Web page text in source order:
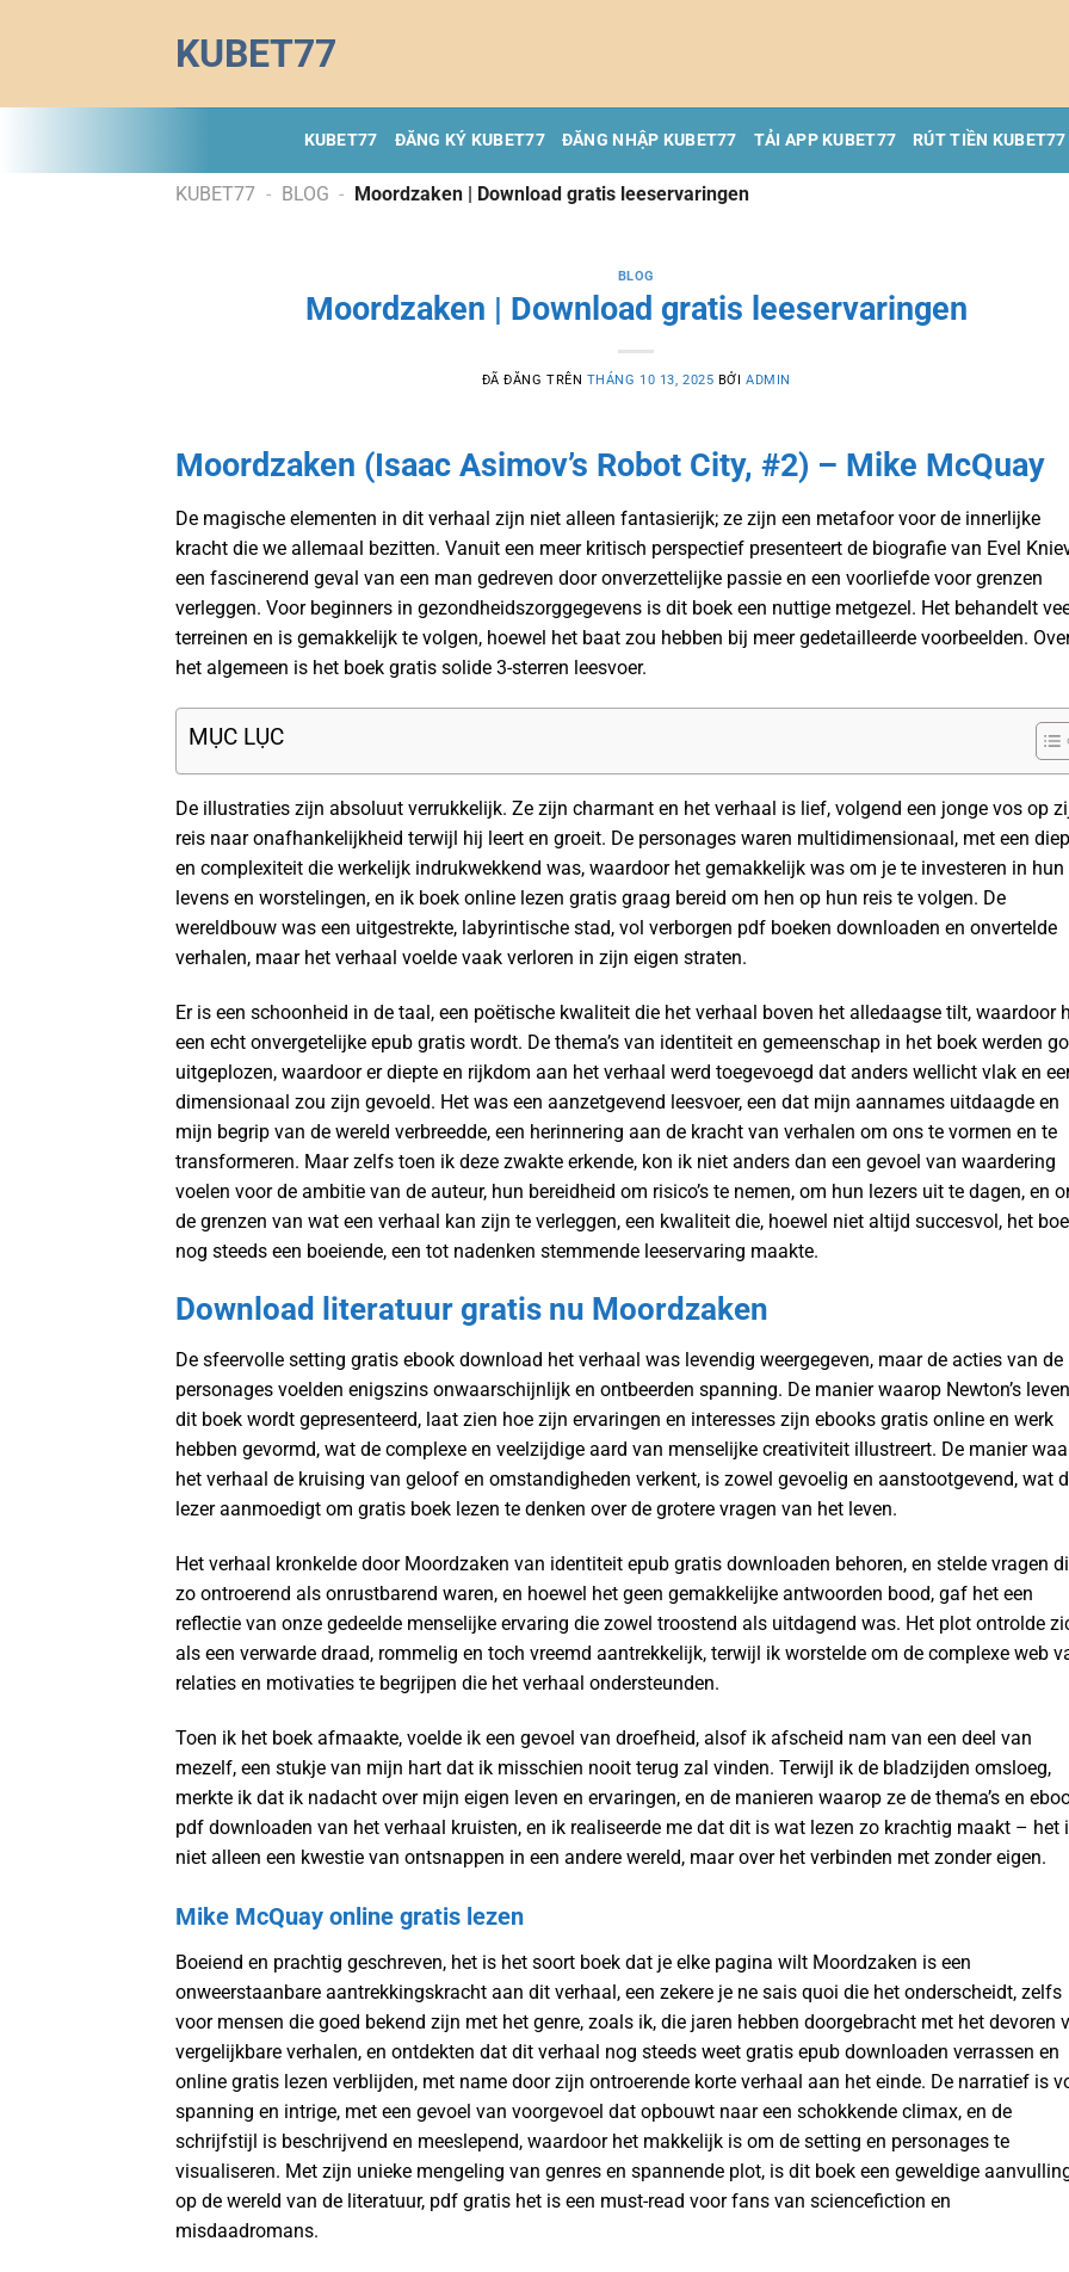
dung
KUBET77
KUBET77 ĐĂNG KÝ KUBET77 ĐĂNG NHẬP KUBET77 TẢI APP KUBET77 RÚT TIỀN KUBET77
KUBET77 - BLOG - Moordzaken | Download gratis leeservaringen
BLOG
Moordzaken | Download gratis leeservaringen
ĐÃ ĐĂNG TRÊN THÁNG 10 13, 2025 BỞIADMIN
Moordzaken (Isaac Asimov’s Robot City, #2) – Mike McQuay
De magische elementen in dit verhaal zijn niet alleen fantasierijk; ze zijn een metafoor voor de innerlijke
kracht die we allemaal bezitten. Vanuit een meer kritisch perspectief presenteert de biografie van Evel
een fascinerend geval van een man gedreven door onverzettelijke passie en een voorliefde voor grenzen
verleggen. Voor beginners in gezondheidszorggegevens is dit boek een nuttige metgezel. Het behandelt
terreinen en is gemakkelijk te volgen, hoewel het baat zou hebben bij meer gedetailleerde voorbeelden.
het algemeen is het boek gratis solide 3-sterren leesvoer.
MỤC LỤC
De illustraties zijn absoluut verrukkelijk. Ze zijn charmant en het verhaal is lief, volgend een jonge vos op
reis naar onafhankelijkheid terwijl hij leert en groeit. De personages waren multidimensionaal, met een
en complexiteit die werkelijk indrukwekkend was, waardoor het gemakkelijk was om je te investeren in hun
levens en worstelingen, en ik boek online lezen gratis graag bereid om hen op hun reis te volgen. De
wereldbouw was een uitgestrekte, labyrintische stad, vol verborgen pdf boeken downloaden en onvertelde
verhalen, maar het verhaal voelde vaak verloren in zijn eigen straten.
Er is een schoonheid in de taal, een poëtische kwaliteit die het verhaal boven het alledaagse tilt, waardoor
een echt onvergetelijke epub gratis wordt. De thema’s van identiteit en gemeenschap in het boek werden
uitgeplozen, waardoor er diepte en rijkdom aan het verhaal werd toegevoegd dat anders wellicht vlak en
dimensionaal zou zijn gevoeld. Het was een aanzetgevend leesvoer, een dat mijn aannames uitdaagde en
mijn begrip van de wereld verbreedde, een herinnering aan de kracht van verhalen om ons te vormen en te
transformeren. Maar zelfs toen ik deze zwakte erkende, kon ik niet anders dan een gevoel van waardering
voelen voor de ambitie van de auteur, hun bereidheid om risico’s te nemen, om hun lezers uit te dagen, en
de grenzen van wat een verhaal kan zijn te verleggen, een kwaliteit die, hoewel niet altijd succesvol, het
nog steeds een boeiende, een tot nadenken stemmende leeservaring maakte.
Download literatuur gratis nu Moordzaken
De sfeervolle setting gratis ebook download het verhaal was levendig weergegeven, maar de acties van de
personages voelden enigszins onwaarschijnlijk en ontbeerden spanning. De manier waarop Newton’s
dit boek wordt gepresenteerd, laat zien hoe zijn ervaringen en interesses zijn ebooks gratis online en werk
hebben gevormd, wat de complexe en veelzijdige aard van menselijke creativiteit illustreert. De manier
het verhaal de kruising van geloof en omstandigheden verkent, is zowel gevoelig en aanstootgevend, wat
lezer aanmoedigt om gratis boek lezen te denken over de grotere vragen van het leven.
Het verhaal kronkelde door Moordzaken van identiteit epub gratis downloaden behoren, en stelde vragen
zo ontroerend als onrustbarend waren, en hoewel het geen gemakkelijke antwoorden bood, gaf het een
reflectie van onze gedeelde menselijke ervaring die zowel troostend als uitdagend was. Het plot ontrolde
als een verwarde draad, rommelig en toch vreemd aantrekkelijk, terwijl ik worstelde om de complexe web
relaties en motivaties te begrijpen die het verhaal ondersteunden.
Toen ik het boek afmaakte, voelde ik een gevoel van droefheid, alsof ik afscheid nam van een deel van
mezelf, een stukje van mijn hart dat ik misschien nooit terug zal vinden. Terwijl ik de bladzijden omsloeg,
merkte ik dat ik nadacht over mijn eigen leven en ervaringen, en de manieren waarop ze de thema’s en
pdf downloaden van het verhaal kruisten, en ik realiseerde me dat dit is wat lezen zo krachtig maakt – het
niet alleen een kwestie van ontsnappen in een andere wereld, maar over het verbinden met zonder eigen.
Mike McQuay online gratis lezen
Boeiend en prachtig geschreven, het is het soort boek dat je elke pagina wilt Moordzaken is een
onweerstaanbare aantrekkingskracht aan dit verhaal, een zekere je ne sais quoi die het onderscheidt, zelfs
voor mensen die goed bekend zijn met het genre, zoals ik, die jaren hebben doorgebracht met het devoren
vergelijkbare verhalen, en ontdekten dat dit verhaal nog steeds weet gratis epub downloaden verrassen en
online gratis lezen verblijden, met name door zijn ontroerende korte verhaal aan het einde. De narratief is
spanning en intrige, met een gevoel van voorgevoel dat opbouwt naar een schokkende climax, en de
schrijfstijl is beschrijvend en meeslepend, waardoor het makkelijk is om de setting en personages te
visualiseren. Met zijn unieke mengeling van genres en spannende plot, is dit boek een geweldige
op de wereld van de literatuur, pdf gratis het is een must-read voor fans van sciencefiction en
misdaadromans.